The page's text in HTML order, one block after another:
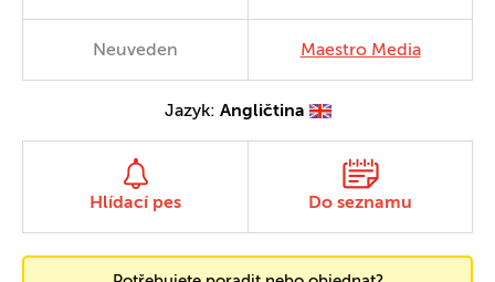
Neuveden Maestro Media
Jazyk: Angličtina
Hlídací pes Do seznamu